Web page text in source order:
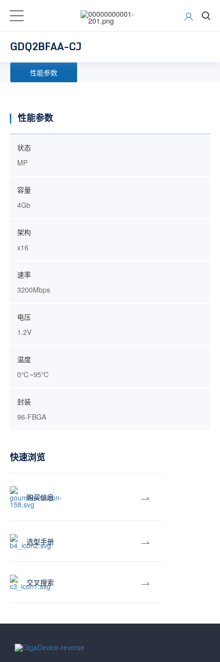
GDQ2BFAA-CJ
性能参数
性能参数
状态
MP
容量
4Gb
架构
x16
速率
3200Mbps
电压
1.2V
温度
0℃~95℃
封装
96-FBGA
快速浏览
购买信息
选型手册
交叉搜索